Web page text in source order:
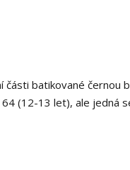
batikované černou
(12-13 let), ale jedná